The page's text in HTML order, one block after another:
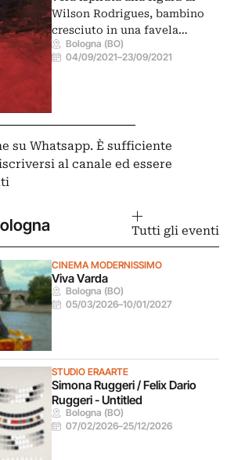
Wilson Rodrigues, bambino
cresciuto in una favela…
Bologna (BO)
04/09/2021–23/09/2021
su Whatsapp. È sufficiente
al canale ed essere
Tutti gli eventi
CINEMA MODERNISSIMO
Viva Varda
Bologna (BO)
05/03/2026–10/01/2027
STUDIO ERAARTE
Simona Ruggeri / Felix Dario
Ruggeri - Untitled
Bologna (BO)
07/02/2026–25/12/2026